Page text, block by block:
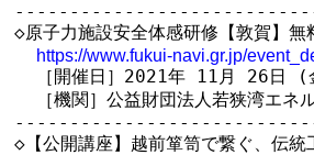
◇原子力施設安全体感研修【敦賀】無
https://www.fukui-navi.gr.jp/
［開催日］2021年 11月 26日 (
［機関］公益財団法人若狭湾エ
◇【公開講座】越前箪笥で繋ぐ、伝